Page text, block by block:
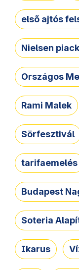
első ajtós
Nielsen
Országos
Rami Malek
Sörfesztivál
tarifaemelés
Budapest
Soteria
Ikarus